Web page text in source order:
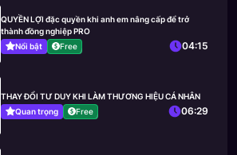
QUYỀN LỢI đặc quyền khi anh em nâng cấp để trở
thành đồng nghiệp PRO
Nổi bật
Free 04:15
THAY ĐỔI TƯ DUY KHI LÀM THƯƠNG HIỆU CÁ NHÂN
Quan trọng
Free 06:29